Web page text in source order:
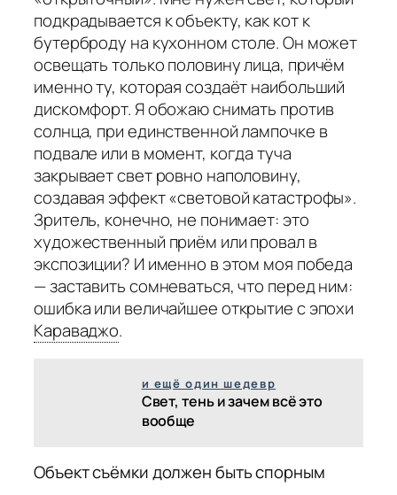
подкрадывается к объекту, как кот к
бутерброду на кухонном столе. Он может
освещать только половину лица, причём
именно ту, которая создаёт наибольший
дискомфорт. Я обожаю снимать против
солнца, при единственной лампочке в
подвале или в момент, когда туча
закрывает свет ровно наполовину,
создавая эффект «световой катастрофы».
Зритель, конечно, не понимает: это
художественный приём или провал в
экспозиции? И именно в этом моя победа
— заставить сомневаться, что перед ним:
ошибка или величайшее открытие с эпохи
Караваджо.
и ещё один шедевр
Свет, тень и зачем всё это
вообще
Объект съёмки должен быть спорным